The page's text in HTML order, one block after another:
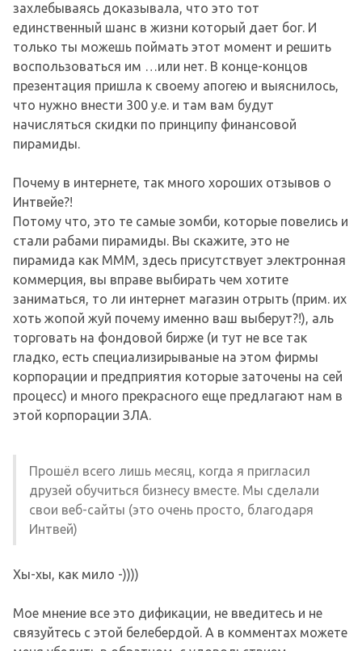
захлебываясь доказывала, что это тот
единственный шанс в жизни который дает бог. И
только ты можешь поймать этот момент и решить
воспользоваться им …или нет. В конце-концов
презентация пришла к своему апогею и выяснилось,
что нужно внести 300 у.е. и там вам будут
начисляться скидки по принципу финансовой
пирамиды.
Почему в интернете, так много хороших отзывов о
Интвейе?!
Потому что, это те самые зомби, которые повелись и
стали рабами пирамиды. Вы скажите, это не
пирамида как МММ, здесь присутствует электронная
коммерция, вы вправе выбирать чем хотите
заниматься, то ли интернет магазин отрыть (прим. их
хоть жопой жуй почему именно ваш выберут?!), аль
торговать на фондовой бирже (и тут не все так
гладко, есть специализирываные на этом фирмы
корпорации и предприятия которые заточены на сей
процесс) и много прекрасного еще предлагают нам в
этой корпорации ЗЛА.
Прошёл всего лишь месяц, когда я пригласил
друзей обучиться бизнесу вместе. Мы сделали
свои веб-сайты (это очень просто, благодаря
Интвей)
Хы-хы, как мило -))))
Мое мнение все это дификации, не введитесь и не
связуйтесь с этой белебердой. А в комментах можете